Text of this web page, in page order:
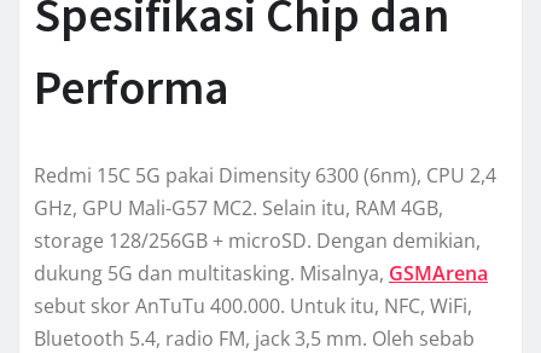
Spesifikasi Chip dan
Performa
Redmi 15C 5G pakai Dimensity 6300 (6nm), CPU 2,4
GHz, GPU Mali-G57 MC2. Selain itu, RAM 4GB,
storage 128/256GB + microSD. Dengan demikian,
dukung 5G dan multitasking. Misalnya, GSMArena
sebut skor AnTuTu 400.000. Untuk itu, NFC, WiFi,
Bluetooth 5.4, radio FM, jack 3,5 mm. Oleh sebab